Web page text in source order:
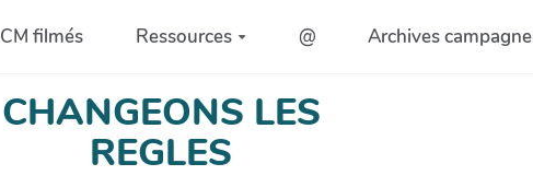
CM filmés Ressources @ Archives campagne
CHANGEONS LES
REGLES